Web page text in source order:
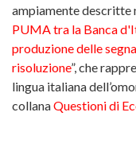
ampiamente descritte
PUMA tra la Banca
produzione delle
risoluzione”, che
lingua italiana
collanaQuestioni di